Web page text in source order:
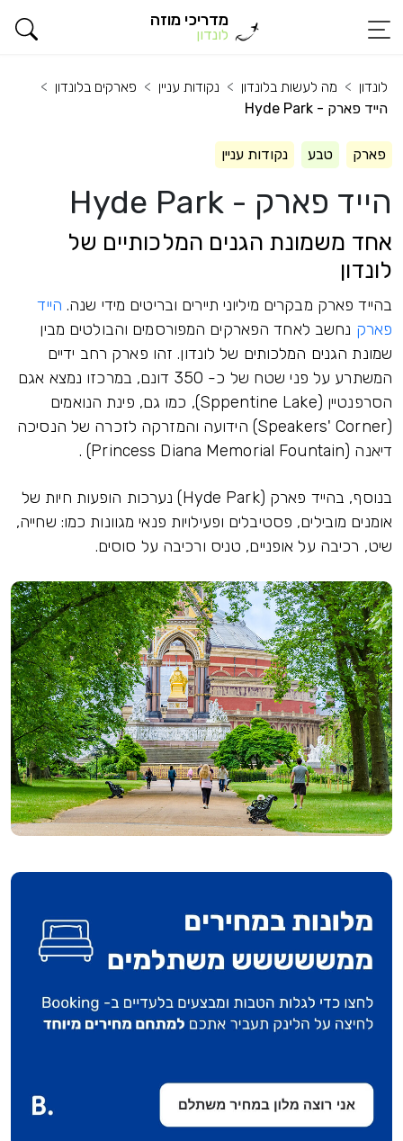
מדריכי מוזה
לונדון
לונדון מה לעשות בלונדון נקודות עניין
פארקים בלונדון
הייד פארק - Hyde Park
פארק טבע נקודות עניין
הייד פארק - Hyde Park
אחד משמונת הגנים המלכותיים של
לונדון
בהייד פארק מבקרים מיליוני תיירים ובריטים מידי שנה. הייד
פארק נחשב לאחד הפארקים המפורסמים והבולטים מבין
שמונת הגנים המלכותים של לונדון. זהו פארק רחב ידיים
המשתרע על פני שטח של כ- 350 דונם, במרכזו נמצא אגם
הסרפנטיין (Sppentine Lake), כמו גם, פינת הנואמים
(Speakers' Corner) הידועה והמזרקה לזכרה של הנסיכה
דיאנה (Princess Diana Memorial Fountain) .
בנוסף, בהייד פארק (Hyde Park) נערכות הופעות חיות של
אומנים מובילים, פסטיבלים ופעילויות פנאי מגוונות כמו: שחייה,
שיט, רכיבה על אופניים, טניס ורכיבה על סוסים.